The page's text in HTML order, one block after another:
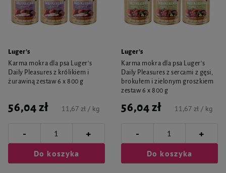
Luger's
Karma mokra dla psa Luger's
Daily Pleasures z królikiem i
żurawiną zestaw 6 x 800 g
56,04 zł 11,67 zł / kg
- +
Do koszyka
Luger's
Karma mokra dla psa Luger's
Daily Pleasures z sercami z gęsi,
brokułem i zielonym groszkiem
zestaw 6 x 800 g
56,04 zł 11,67 zł / kg
- +
Do koszyka